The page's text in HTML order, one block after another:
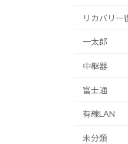
リカバリー
一太郎
中継器
富士通
有線LAN
未分類